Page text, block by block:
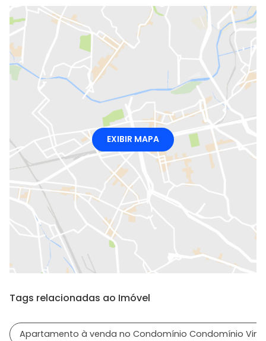
EXIBIR MAPA
Tags relacionadas ao Imóvel
Apartamento à venda no Condomínio Condomínio